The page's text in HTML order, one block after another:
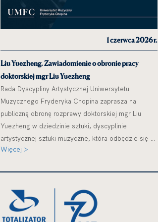
1 czerwca 2026 r.
Liu Yuezheng. Zawiadomienie o obronie pracy
doktorskiej mgr Liu Yuezheng
Rada Dyscypliny Artystycznej Uniwersytetu
Muzycznego Fryderyka Chopina zaprasza na
publiczną obronę rozprawy doktorskiej mgr Liu
Yuezheng w dziedzinie sztuki, dyscyplinie
artystycznej sztuki muzyczne, która odbędzie się 30
czerwca 2026 r. o godz. 8.00 online
Więcej >